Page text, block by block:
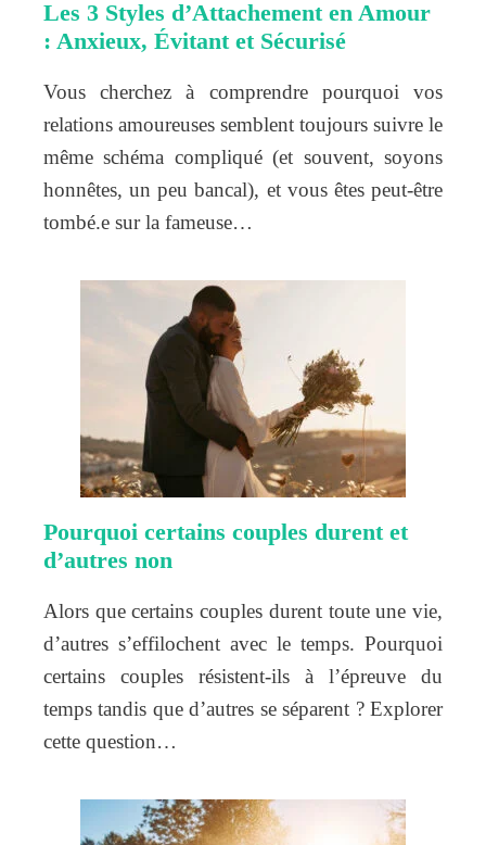
Les 3 Styles d’Attachement en Amour
: Anxieux, Évitant et Sécurisé
Vous cherchez à comprendre pourquoi vos
relations amoureuses semblent toujours suivre le
même schéma compliqué (et souvent, soyons
honnêtes, un peu bancal), et vous êtes peut-être
tombé.e sur la fameuse…
Pourquoi certains couples durent et
d’autres non
Alors que certains couples durent toute une vie,
d’autres s’effilochent avec le temps. Pourquoi
certains couples résistent-ils à l’épreuve du
temps tandis que d’autres se séparent ? Explorer
cette question…